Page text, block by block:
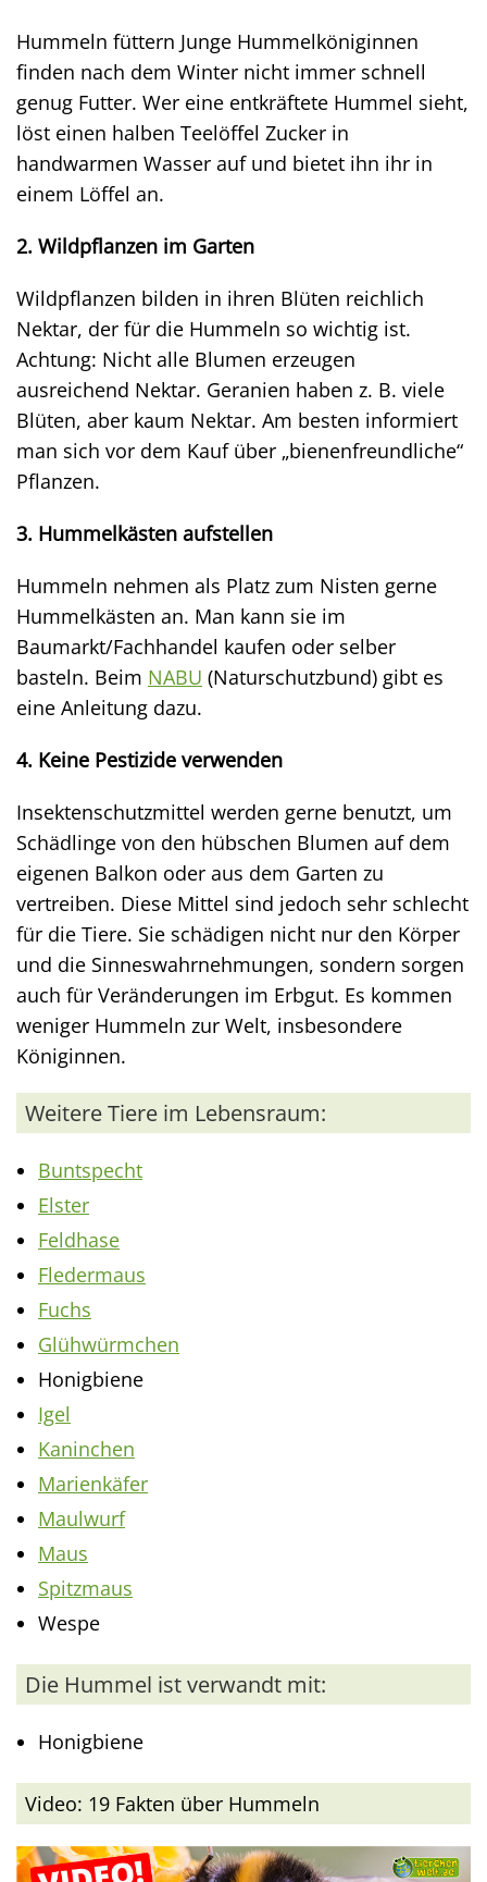
Hummeln füttern Junge Hummelköniginnen
finden nach dem Winter nicht immer schnell
genug Futter. Wer eine entkräftete Hummel sieht,
löst einen halben Teelöffel Zucker in
handwarmen Wasser auf und bietet ihn ihr in
einem Löffel an.
2. Wildpflanzen im Garten
Wildpflanzen bilden in ihren Blüten reichlich
Nektar, der für die Hummeln so wichtig ist.
Achtung: Nicht alle Blumen erzeugen
ausreichend Nektar. Geranien haben z. B. viele
Blüten, aber kaum Nektar. Am besten informiert
man sich vor dem Kauf über „bienenfreundliche“
Pflanzen.
3. Hummelkästen aufstellen
Hummeln nehmen als Platz zum Nisten gerne
Hummelkästen an. Man kann sie im
Baumarkt/Fachhandel kaufen oder selber
basteln. Beim NABU (Naturschutzbund) gibt es
eine Anleitung dazu.
4. Keine Pestizide verwenden
Insektenschutzmittel werden gerne benutzt, um
Schädlinge von den hübschen Blumen auf dem
eigenen Balkon oder aus dem Garten zu
vertreiben. Diese Mittel sind jedoch sehr schlecht
für die Tiere. Sie schädigen nicht nur den Körper
und die Sinneswahrnehmungen, sondern sorgen
auch für Veränderungen im Erbgut. Es kommen
weniger Hummeln zur Welt, insbesondere
Königinnen.
Weitere Tiere im Lebensraum:
Buntspecht
Elster
Feldhase
Fledermaus
Fuchs
Glühwürmchen
Honigbiene
Igel
Kaninchen
Marienkäfer
Maulwurf
Maus
Spitzmaus
Wespe
Die Hummel ist verwandt mit:
Honigbiene
Video: 19 Fakten über Hummeln